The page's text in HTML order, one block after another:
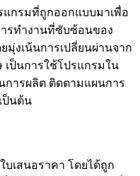
แกรมที่ถูกออกแบบมาเพื่อ
รทำงานที่ซับซ้อนของ
มุ่งเน้นการเปลี่ยนผ่านจาก
ป็นการใช้โปรแกรมใน
การผลิต ติดตามแผนการ
ป็นต้น
เสนอราคา โดยได้ถูก